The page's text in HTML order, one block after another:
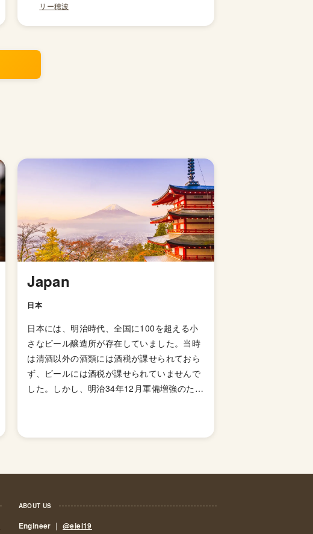
リー穂波
Japan
日本
日本には、明治時代、全国に100を超える小
さなビール醸造所が存在していました。当時
は清酒以外の酒類には酒税が課せられておら
ず、ビールには酒税が課せられていませんで
した。しかし、明治34年12月軍備増強のため
ル製造免許に必要な最低製造量が、従来の年
間2,000キロリッターから60キロリッターに
ABOUT US
Engineer ｜@eiei19